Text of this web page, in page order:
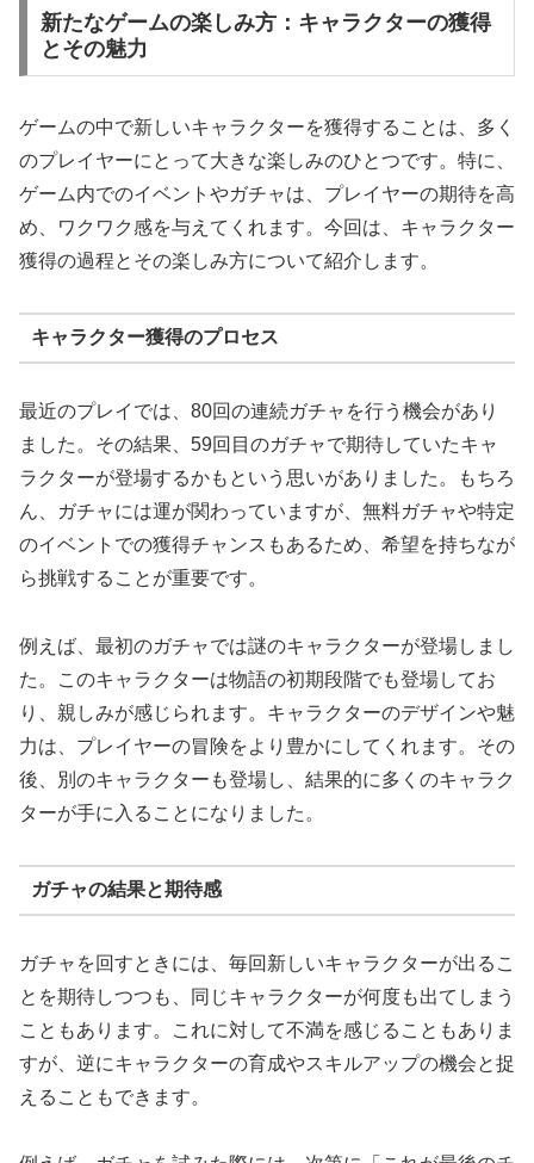
新たなゲームの楽しみ方：キャラクターの獲得
とその魅力
ゲームの中で新しいキャラクターを獲得することは、多く
のプレイヤーにとって大きな楽しみのひとつです。特に、
ゲーム内でのイベントやガチャは、プレイヤーの期待を高
め、ワクワク感を与えてくれます。今回は、キャラクター
獲得の過程とその楽しみ方について紹介します。
キャラクター獲得のプロセス
最近のプレイでは、80回の連続ガチャを行う機会があり
ました。その結果、59回目のガチャで期待していたキャ
ラクターが登場するかもという思いがありました。もちろ
ん、ガチャには運が関わっていますが、無料ガチャや特定
のイベントでの獲得チャンスもあるため、希望を持ちなが
ら挑戦することが重要です。
例えば、最初のガチャでは謎のキャラクターが登場しまし
た。このキャラクターは物語の初期段階でも登場してお
り、親しみが感じられます。キャラクターのデザインや魅
力は、プレイヤーの冒険をより豊かにしてくれます。その
後、別のキャラクターも登場し、結果的に多くのキャラク
ターが手に入ることになりました。
ガチャの結果と期待感
ガチャを回すときには、毎回新しいキャラクターが出るこ
とを期待しつつも、同じキャラクターが何度も出てしまう
こともあります。これに対して不満を感じることもありま
すが、逆にキャラクターの育成やスキルアップの機会と捉
えることもできます。